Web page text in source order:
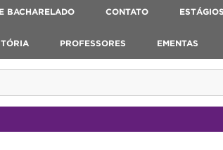
BACHARELADO CONTATO
PROFESSORES EMENTAS